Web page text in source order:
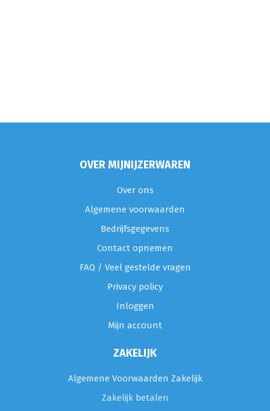
OVER MIJNIJZERWAREN
Over ons
Algemene voorwaarden
Bedrijfsgegevens
Contact opnemen
FAQ / Veel gestelde vragen
Privacy policy
Inloggen
Mijn account
ZAKELIJK
Algemene Voorwaarden Zakelijk
Zakelijk betalen